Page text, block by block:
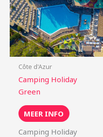
Côte d'Azur
Camping Holiday
Green
MEER INFO
Camping Holiday